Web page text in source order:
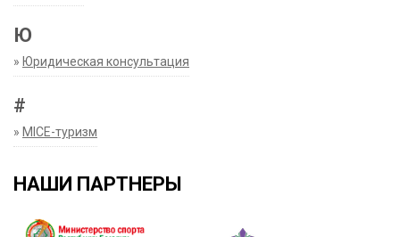
Ю
» Юридическая консультация
#
» MICE-туризм
НАШИ ПАРТНЕРЫ